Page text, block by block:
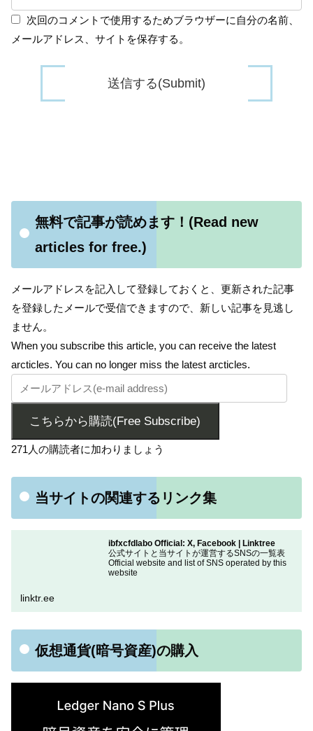
次回のコメントで使用するためブラウザーに自分の名前、
メールアドレス、サイトを保存する。
無料で記事が読めます！(Read new
articles for free.)
メールアドレスを記入して登録しておくと、更新された記事
を登録したメールで受信できますので、新しい記事を見逃し
ません。
When you subscribe this article, you can receive the latest
arcticles. You can no longer miss the latest arcticles.
こちらから購読(Free Subscribe)
271人の購読者に加わりましょう
当サイトの関連するリンク集
ibfxcfdlabo Official: X, Facebook | Linktree
公式サイトと当サイトが運営するSNSの一覧表
Official website and list of SNS operated by this
website
linktr.ee
仮想通貨(暗号資産)の購入